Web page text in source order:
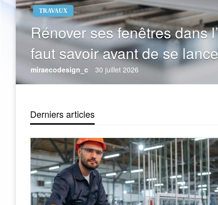
TRAVAUX
Rénover ses fenêtres dans
faut savoir avant de se
miraecodesign_c 30 juillet 2026
Derniers articles